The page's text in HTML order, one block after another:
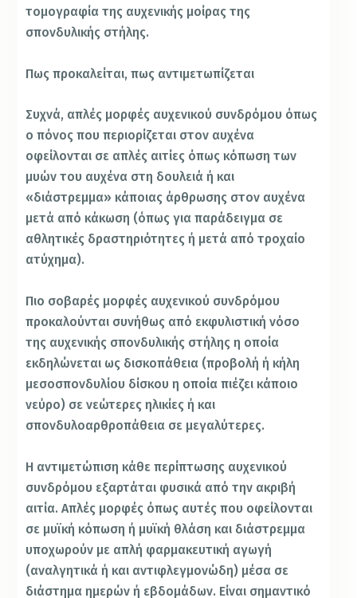
τομογραφία της αυχενικής μοίρας της
σπονδυλικής στήλης.
Πως προκαλείται, πως αντιμετωπίζεται
Συχνά, απλές μορφές αυχενικού συνδρόμου όπως
ο πόνος που περιορίζεται στον αυχένα
οφείλονται σε απλές αιτίες όπως κόπωση των
μυών του αυχένα στη δουλειά ή και
«διάστρεμμα» κάποιας άρθρωσης στον αυχένα
μετά από κάκωση (όπως για παράδειγμα σε
αθλητικές δραστηριότητες ή μετά από τροχαίο
ατύχημα).
Πιο σοβαρές μορφές αυχενικού συνδρόμου
προκαλούνται συνήθως από εκφυλιστική νόσο
της αυχενικής σπονδυλικής στήλης η οποία
εκδηλώνεται ως δισκοπάθεια (προβολή ή κήλη
μεσοσπονδυλίου δίσκου η οποία πιέζει κάποιο
νεύρο) σε νεώτερες ηλικίες ή και
σπονδυλοαρθροπάθεια σε μεγαλύτερες.
Η αντιμετώπιση κάθε περίπτωσης αυχενικού
συνδρόμου εξαρτάται φυσικά από την ακριβή
αιτία. Απλές μορφές όπως αυτές που οφείλονται
σε μυϊκή κόπωση ή μυϊκή θλάση και διάστρεμμα
υποχωρούν με απλή φαρμακευτική αγωγή
(αναλγητικά ή και αντιφλεγμονώδη) μέσα σε
διάστημα ημερών ή εβδομάδων. Είναι σημαντικό